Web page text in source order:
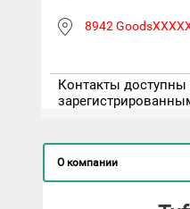
8942
Контакты доступны
О компании